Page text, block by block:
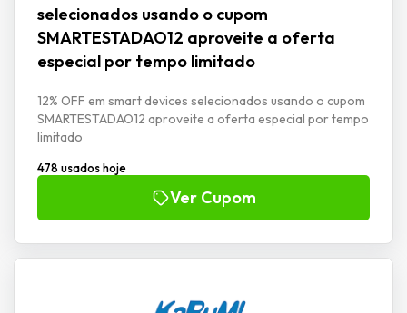
selecionados usando o cupom
SMARTESTADAO12 aproveite a oferta
especial por tempo limitado
12% OFF em smart devices selecionados usando o cupom
SMARTESTADAO12 aproveite a oferta especial por tempo
limitado
478 usados hoje
Ver Cupom